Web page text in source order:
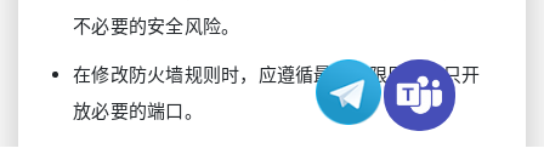
不必要的安全风险。
在修改防火墙规则时，应遵循最小权限原则，只开
放必要的端口。